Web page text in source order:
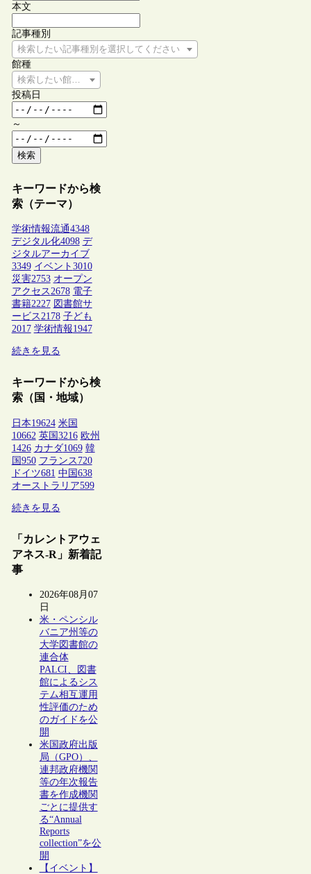
本文
記事種別
検索したい記事種別を選択してください
館種
検索したい館種を選択してください
投稿日
～
検索
キーワードから検
索（テーマ）
学術情報流通4348
デジタル化4098 デ
ジタルアーカイブ
3349 イベント 3010
災害2753 オープン
アクセス2678 電子
書籍2227 図書館サ
ービス2178 子ども
2017 学術情報1947
続きを見る
キーワードから検
索（国・地域）
日本19624 米国
10662 英国3216 欧州
1426 カナダ1069 韓
国950 フランス 720
ドイツ681 中国638
オーストラリア599
続きを見る
「カレントアウェ
アネス-R」新着記
事
2026年08月07
日
米・ペンシル
バニア州等の
大学図書館の
連合体
PALCI、図書
館によるシス
テム相互運用
性評価のため
のガイドを公
開
米国政府出版
局（GPO）、
連邦政府機関
等の年次報告
書を作成機関
ごとに提供す
る“Annual
Reports
collection”を公
開
【イベント】